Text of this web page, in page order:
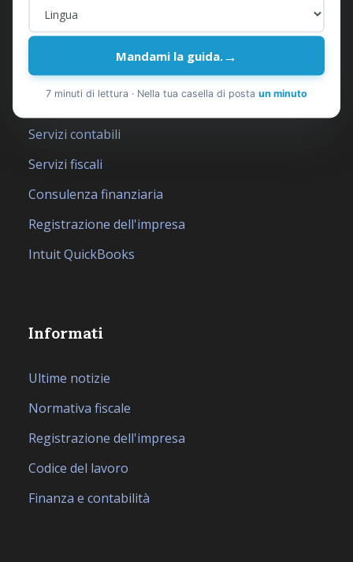
I nostri servizi
Servizi contabili
Servizi fiscali
Consulenza finanziaria
Registrazione dell'impresa
Intuit QuickBooks
Informati
Ultime notizie
Normativa fiscale
Registrazione dell'impresa
Codice del lavoro
Finanza e contabilità
Mandami la guida.→
7 minuti di lettura · Nella tua casella di posta un minuto